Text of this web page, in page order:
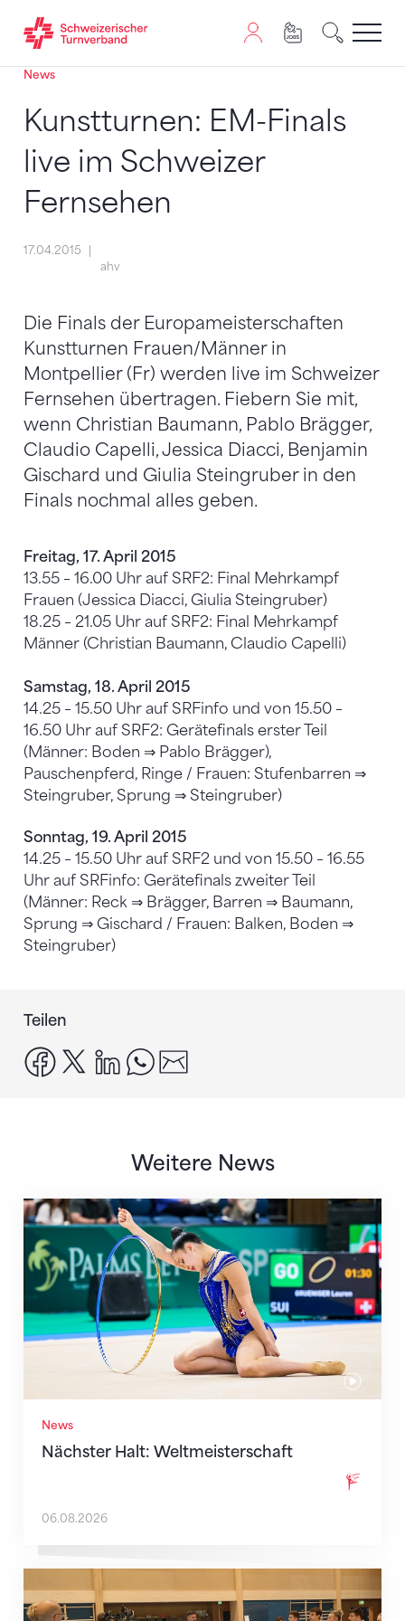
Zum Inhalt springen
Zur Sitemap navigieren
Zum Navigieren dieser Seite wird JavaScript benötigt.
News
Kunstturnen: EM-Finals
live im Schweizer
Fernsehen
17.04.2015
ahv
Die Finals der Europameisterschaften
Kunstturnen Frauen/Männer in
Montpellier (Fr) werden live im Schweizer
Fernsehen übertragen. Fiebern Sie mit,
wenn Christian Baumann, Pablo Brägger,
Claudio Capelli, Jessica Diacci, Benjamin
Gischard und Giulia Steingruber in den
Finals nochmal alles geben.
Freitag, 17. April 2015
13.55 – 16.00 Uhr auf SRF2: Final Mehrkampf
Frauen (Jessica Diacci, Giulia Steingruber)
18.25 – 21.05 Uhr auf SRF2: Final Mehrkampf
Männer (Christian Baumann, Claudio Capelli)
Samstag, 18. April 2015
14.25 – 15.50 Uhr auf SRFinfo und von 15.50 –
16.50 Uhr auf SRF2: Gerätefinals erster Teil
(Männer: Boden ⇒ Pablo Brägger),
Pauschenpferd, Ringe / Frauen: Stufenbarren ⇒
Steingruber, Sprung ⇒ Steingruber)
Sonntag, 19. April 2015
14.25 – 15.50 Uhr auf SRF2 und von 15.50 – 16.55
Uhr auf SRFinfo: Gerätefinals zweiter Teil
(Männer: Reck ⇒ Brägger, Barren ⇒ Baumann,
Sprung ⇒ Gischard / Frauen: Balken, Boden ⇒
Steingruber)
Teilen
facebook
x linkedinwhatsapp
Weitere News
News
Nächster Halt: Weltmeisterschaft
Nächster Halt: Weltmeisterschaft
06.08.2026
Mit klaren Zielen nach Zagreb